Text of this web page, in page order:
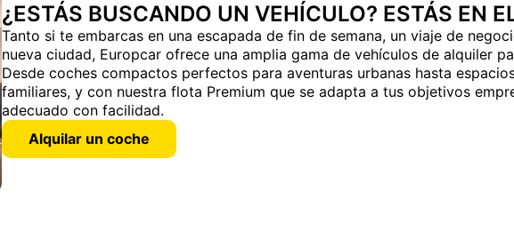
¿ESTÁS BUSCANDO UN VEHÍCULO? ESTÁS EN
Tanto si te embarcas en una escapada de fin de semana, un viaje de
nueva ciudad, Europcar ofrece una amplia gama de vehículos de alquiler
Desde coches compactos perfectos para aventuras urbanas hasta
familiares, y con nuestra flota Premium que se adapta a tus objetivos
adecuado con facilidad.
Alquilar un coche